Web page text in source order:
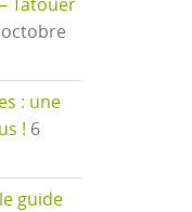
: une
! 6
guide